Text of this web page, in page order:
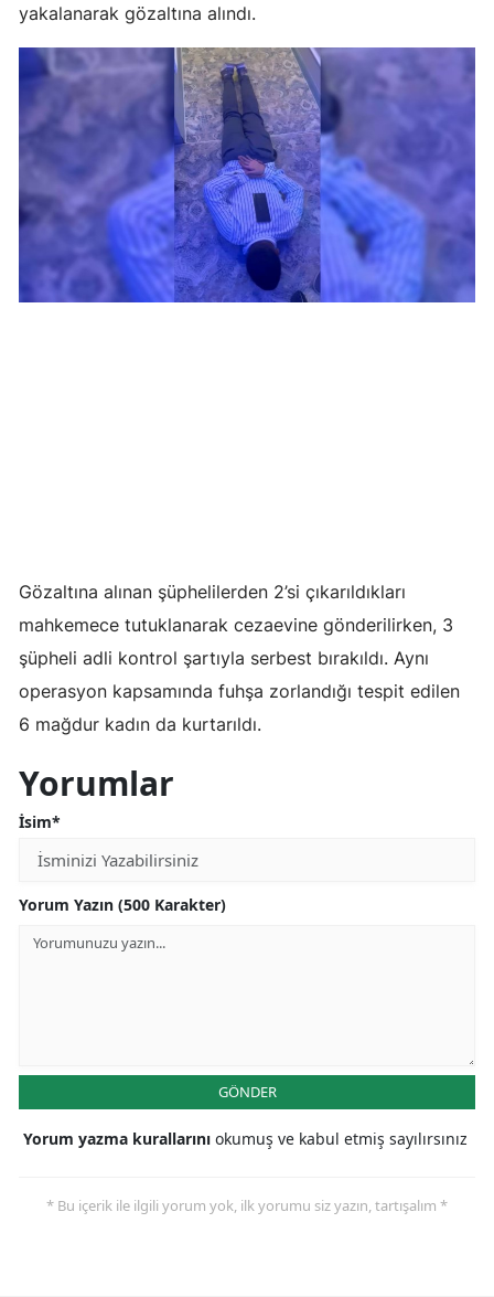
Malatya
Manisa
Kahramanmaraş
Mardin
Muğla
Muş
Siirt
Sinop
Sivas
Aksaray
yakalanarak gözaltına alındı.
Gözaltına alınan şüphelilerden 2’si çıkarıldıkları
mahkemece tutuklanarak cezaevine gönderilirken, 3
şüpheli adli kontrol şartıyla serbest bırakıldı. Aynı
operasyon kapsamında fuhşa zorlandığı tespit edilen
6 mağdur kadın da kurtarıldı.
Yorumlar
İsim*
Yorum Yazın (500 Karakter)
GÖNDER
Yorum yazma kurallarını okumuş ve kabul etmiş sayılırsınız
* Bu içerik ile ilgili yorum yok, ilk yorumu siz yazın, tartışalım *